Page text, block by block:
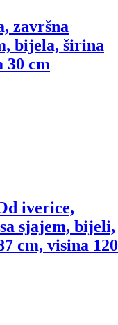
završna
bijela, širina
30 cm
iverice,
sjajem, bijeli,
cm, visina 120